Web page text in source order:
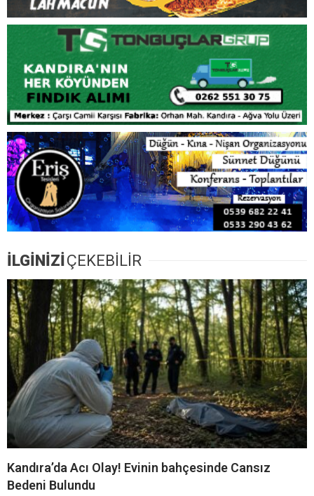
yolun yapılmaması 500-600 kişiyi mağdur edecek.
Yetkililer biran önce gerekli önlemleri almazsa bu yolu
kullanan araçlar yolun çökmesi ile denize uçabilir”
ifadesinde bulundu.